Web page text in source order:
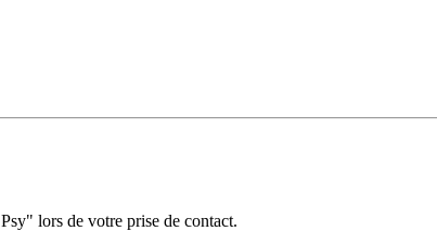
lors de votre prise de contact.